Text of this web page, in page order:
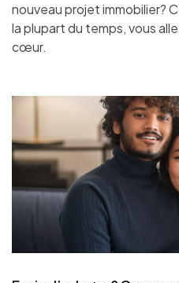
nouveau projet immobilier?
la plupart du temps, vous
cœur.